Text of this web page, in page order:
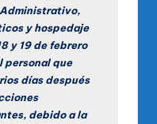
y hospedaje
y 19 de febrero
personal que
días después
debido a la